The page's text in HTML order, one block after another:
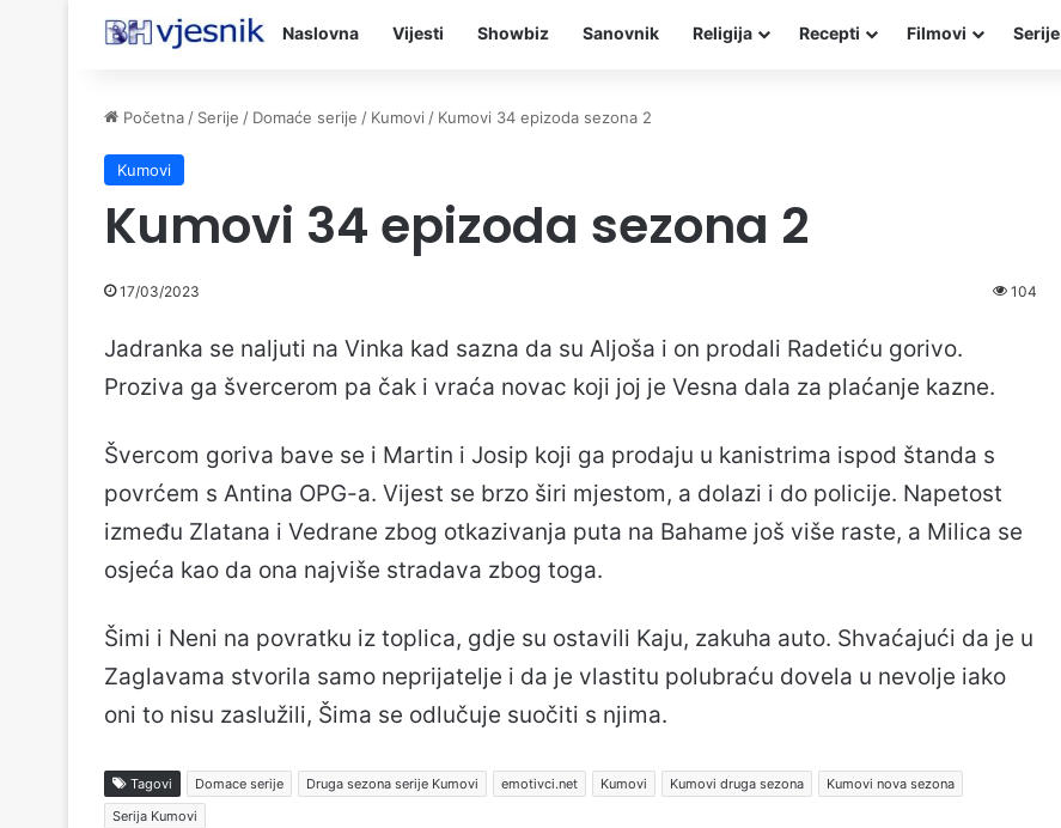
Naslovna Vijesti Showbiz Sanovnik Religija Recepti Filmovi Serije
Početna / Serije / Domaće serije / Kumovi / Kumovi 34 epizoda sezona 2
Kumovi
Kumovi 34 epizoda sezona 2
17/03/2023 104
Jadranka se naljuti na Vinka kad sazna da su Aljoša i on prodali Radetiću gorivo.
Proziva ga švercerom pa čak i vraća novac koji joj je Vesna dala za plaćanje kazne.
Švercom goriva bave se i Martin i Josip koji ga prodaju u kanistrima ispod štanda s
povrćem s Antina OPG-a. Vijest se brzo širi mjestom, a dolazi i do policije. Napetost
između Zlatana i Vedrane zbog otkazivanja puta na Bahame još više raste, a Milica se
osjeća kao da ona najviše stradava zbog toga.
Šimi i Neni na povratku iz toplica, gdje su ostavili Kaju, zakuha auto. Shvaćajući da je u
Zaglavama stvorila samo neprijatelje i da je vlastitu polubraću dovela u nevolje iako
oni to nisu zaslužili, Šima se odlučuje suočiti s njima.
Tagovi Domace serije Druga sezona serije Kumovi emotivci.net Kumovi Kumovi druga sezona
Kumovi nova sezona
Serija Kumovi